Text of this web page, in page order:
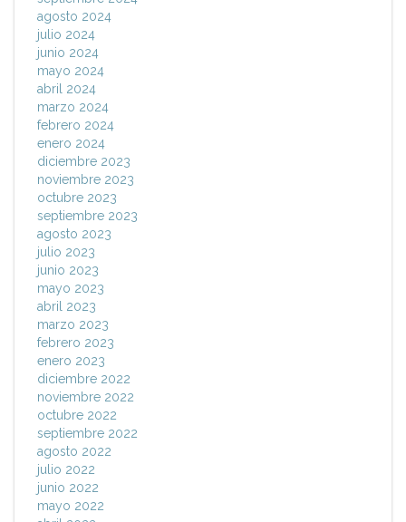
agosto 2024
julio 2024
junio 2024
mayo 2024
abril 2024
marzo 2024
febrero 2024
enero 2024
diciembre 2023
noviembre 2023
octubre 2023
septiembre 2023
agosto 2023
julio 2023
junio 2023
mayo 2023
abril 2023
marzo 2023
febrero 2023
enero 2023
diciembre 2022
noviembre 2022
octubre 2022
septiembre 2022
agosto 2022
julio 2022
junio 2022
mayo 2022